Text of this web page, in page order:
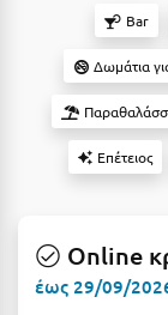
Αρκαδία
Αρκίτσα
Αρτέμιδα
Αστυπάλαια
Αττική
Ξενοδοχεία 4
Ξενοδοχεία 5
Βίλες
Κρουαζιέρες
Διαμερίσματα
Bar
Δωμάτια
Επέτειος
Online
έως 29/09/